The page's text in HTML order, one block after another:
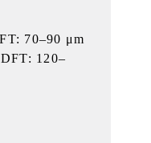
70–90 μm
120–